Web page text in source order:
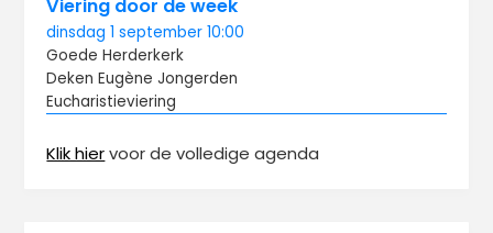
Viering door de week
dinsdag 1 september10:00
Goede Herderkerk
Deken Eugène Jongerden
Eucharistieviering
Klik hiervoor de volledige agenda